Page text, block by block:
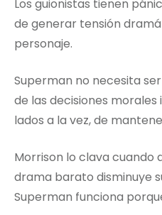
Los guionistas tienen
de generar tensión
personaje.
Superman no necesita
de las decisiones
lados a la vez, de
Morrison lo clava
drama barato disminuye
Superman funciona